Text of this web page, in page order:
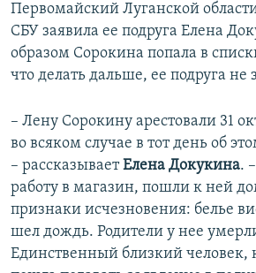
Первомайский Луганской
СБУ заявила ее подруга Елена
образом Сорокина попала в
что делать дальше, ее подруга не
– Лену Сорокину арестовали 31
во всяком случае в тот день об
– рассказываетЕлена Докукина.
работу в магазин, пошли к ней
признаки исчезновения: белье
шел дождь. Родители у нее
Единственный близкий человек,